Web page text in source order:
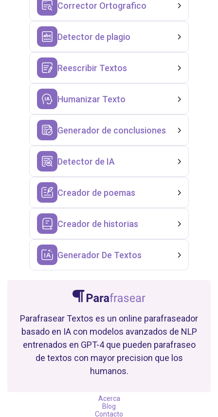
Corrector Ortografico
Detector de plagio
Reescribir Textos
Humanizar Texto
Generador de conclusiones
Detector de IA
Creador de poemas
Creador de historias
Generador De Textos
Parafrasear Textos es un online parafraseador
basado en IA con modelos avanzados de NLP
entrenados en GPT-4 que pueden parafraseo
de textos con mayor precision que los
humanos.
Acerca
Blog
Contacto